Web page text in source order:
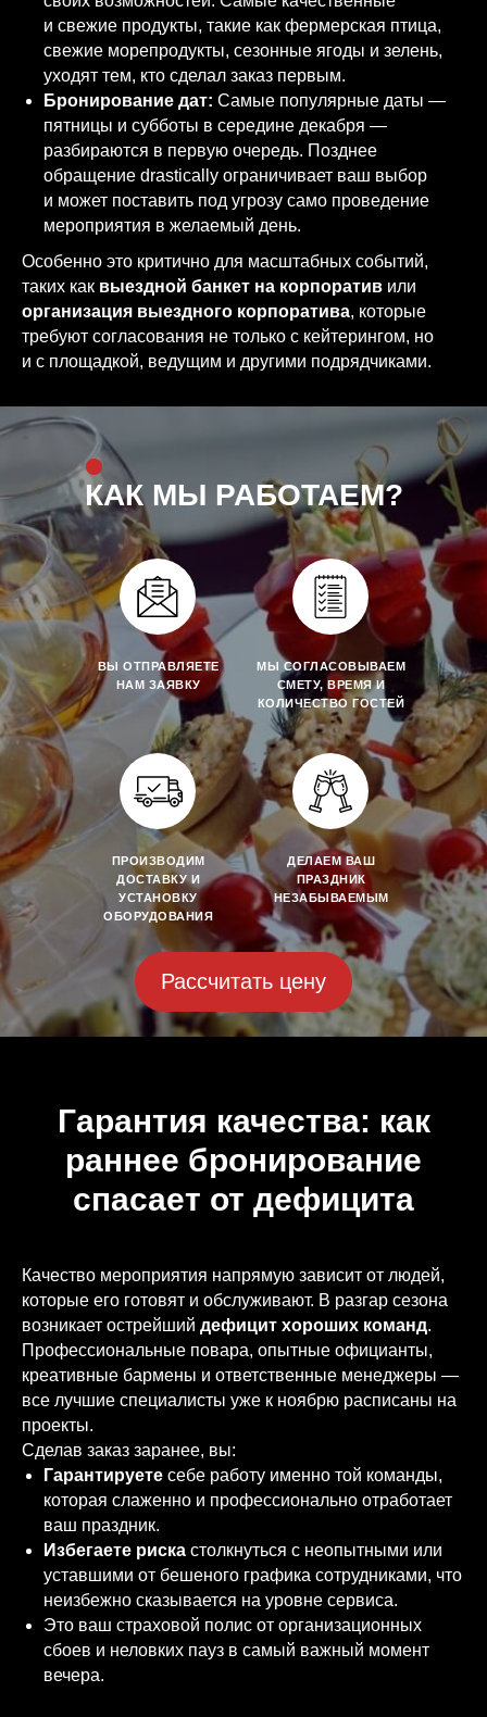
и свежие продукты, такие как фермерская птица,
свежие морепродукты, сезонные ягоды и зелень,
уходят тем, кто сделал заказ первым.
Бронирование дат: Самые популярные даты —
пятницы и субботы в середине декабря —
разбираются в первую очередь. Позднее
обращение drastically ограничивает ваш выбор
и может поставить под угрозу само проведение
мероприятия в желаемый день.
Особенно это критично для масштабных событий,
таких как выездной банкет на корпоратив или
организация выездного корпоратива, которые
требуют согласования не только с кейтерингом, но
и с площадкой, ведущим и другими подрядчиками.
КАК МЫ РАБОТАЕМ?
ВЫ ОТПРАВЛЯЕТЕ
НАМ ЗАЯВКУ
МЫ СОГЛАСОВЫВАЕМ
СМЕТУ, ВРЕМЯ И
КОЛИЧЕСТВО ГОСТЕЙ
ПРОИЗВОДИМ
ДОСТАВКУ И
УСТАНОВКУ
ОБОРУДОВАНИЯ
ДЕЛАЕМ ВАШ
ПРАЗДНИК
НЕЗАБЫВАЕМЫМ
Рассчитать цену
Гарантия качества: как
раннее бронирование
спасает от дефицита
Качество мероприятия напрямую зависит от людей,
которые его готовят и обслуживают. В разгар сезона
возникает острейший дефицит хороших команд.
Профессиональные повара, опытные официанты,
креативные бармены и ответственные менеджеры —
все лучшие специалисты уже к ноябрю расписаны на
проекты.
Сделав заказ заранее, вы:
Гарантируете себе работу именно той команды,
которая слаженно и профессионально отработает
ваш праздник.
Избегаете риска столкнуться с неопытными или
уставшими от бешеного графика сотрудниками, что
неизбежно сказывается на уровне сервиса.
Это ваш страховой полис от организационных
сбоев и неловких пауз в самый важный момент
вечера.